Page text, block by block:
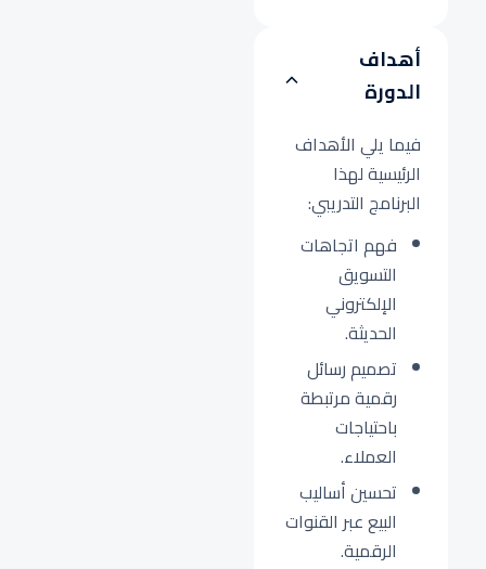
أهداف
الدورة
فيما يلي الأهداف
الرئيسية لهذا
البرنامج التدريبي:
فهم اتجاهات
التسويق
الإلكتروني
الحديثة.
تصميم رسائل
رقمية مرتبطة
باحتياجات
العملاء.
تحسين أساليب
البيع عبر القنوات
الرقمية.